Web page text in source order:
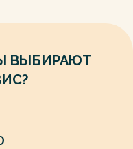
монополии, и в
покупки
ВЫБИРАЮТ